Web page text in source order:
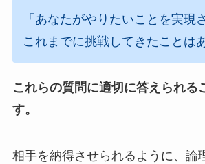
「あなたがやりたいことを実現
これまでに挑戦してきたことは
これらの質問に適切に答えられる
す。
相手を納得させられるように、論